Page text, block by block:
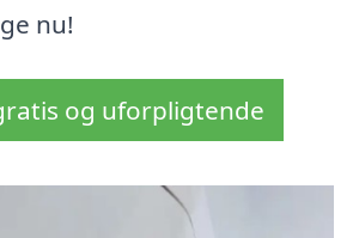
nu!
og uforpligtende